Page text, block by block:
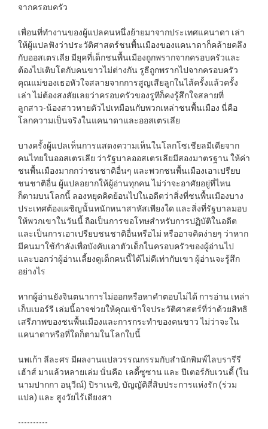
จากครอบครัว
เพื่อนที่ทำงานของผู้แปลคนหนึ่งย้ายมาจากประเทศแคนาดา เล่า
ให้ผู้แปลฟังว่าประวัติศาสตร์ชนพื้นเมืองของแคนาดาก็คล้ายคลึง
กับออสเตรเลีย มียุคที่เด็กชนพื้นเมืองถูกพรากจากครอบครัวและ
ต้องไปเติบโตกับคนขาวไม่ต่างกัน รูธีถูกพรากไปจากครอบครัว
คุณแม่ของเธอหัวใจสลายจากการสูญเสียลูกในไส้ครั้งแล้วครั้ง
เล่า ไม่ต้องสงสัยเลยว่าครอบครัวของรูทีก็คงรู้สึกใจสลายที่
ลูกสาว-น้องสาวหายตัวไปเหมือนกับพวกเหล่าชนพื้นเมือง นี่คือ
โลกความเป็นจริงในแคนาดาและออสเตรเลีย
บางครั้งผู้แปลเห็นการแสดงความเห็นในโลกโซเชียลมีเดียจาก
คนไทยในออสเตรเลีย ว่ารัฐบาลออสเตรเลียมีสองมาตรฐาน ให้ค่า
ชนพื้นเมืองมากกว่าชนชาติอื่นๆ และพวกชนพื้นเมืองเอาเปรียบ
ชนชาติอื่น ผู้แปลอยากให้ผู้อ่านทุกคน ไม่ว่าจะอาศัยอยู่ที่ไหน
ก็ตามบนโลกนี้ ลองหยุดคิดย้อนไปในอดีตว่าสิ่งที่ชนพื้นเมืองบาง
ประเทศต้องเผชิญนั้นหนักหนาสาหัสเพียงใด และสิ่งที่รัฐบาลมอบ
ให้พวกเขาในวันนี้ ถือเป็นการขอโทษสำหรับการปฏิบัติในอดีต
และเป็นการเอาเปรียบชนชาติอื่นหรือไม่ หรืออาจคิดง่ายๆ ว่าหาก
มีคนมาใช้กำลังเพื่อบังคับเอาตัวเด็กในครอบครัวของผู้อ่านไป
และบอกว่าผู้อ่านเลี้ยงดูเด็กคนนี้ได้ไม่ดีเท่ากับเขา ผู้อ่านจะรู้สึก
อย่างไร
หากผู้อ่านยังจินตนาการไม่ออกหรือหาคำตอบไม่ได้ การอ่าน เหล่า
เก็บเบอร์รี เล่มนี้อาจช่วยให้คุณเข้าใจประวัติศาสตร์ที่ว่าด้วยสิทธิ
เสรีภาพของชนพื้นเมืองและการกระทำของคนขาว ไม่ว่าจะใน
แคนาดาหรือที่ใดก็ตามในโลกใบนี้
นพเก้า ลีละศร มีผลงานแปลวรรณกรรมกับสำนักพิมพ์ไลบรารีรี
เฮ้าส์ มาแล้วหลายเล่ม นั่นคือ เลดี้ซูซาน และ ปีเตอร์กับเวนดี้ (ใน
นามปากกา อนุวีณ์) ปิราเนซิ, บัญญัติสี่สิบประการแห่งรัก (ร่วม
แปล) และ สูงวัยไร้เดียงสา
----------